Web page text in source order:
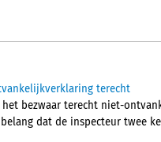
terecht
bezwaar terecht niet-
dat de inspecteur twee